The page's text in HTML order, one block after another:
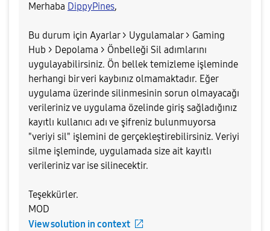
Merhaba DippyPines,
Bu durum için Ayarlar > Uygulamalar > Gaming
Hub > Depolama > Önbelleği Sil adımlarını
uygulayabilirsiniz. Ön bellek temizleme işleminde
herhangi bir veri kaybınız olmamaktadır. Eğer
uygulama üzerinde silinmesinin sorun olmayacağı
verileriniz ve uygulama özelinde giriş sağladığınız
kayıtlı kullanıcı adı ve şifreniz bulunmuyorsa
"veriyi sil" işlemini de gerçekleştirebilirsiniz. Veriyi
silme işleminde, uygulamada size ait kayıtlı
verileriniz var ise silinecektir.
Teşekkürler.
MOD
View solution in context